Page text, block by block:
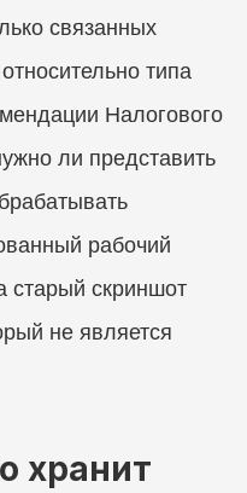
связанных
типа
Налогового
ли представить
рабочий
старый скриншот
не является
хранит